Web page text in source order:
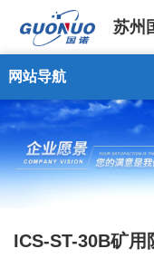
苏州
网站导航
ICS-ST-30B矿用